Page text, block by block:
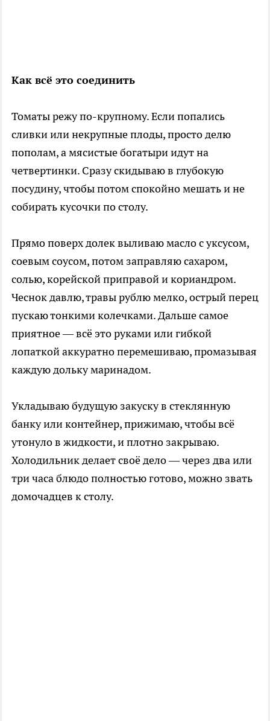
Как всё это соединить
Томаты режу по-крупному. Если попались
сливки или некрупные плоды, просто делю
пополам, а мясистые богатыри идут на
четвертинки. Сразу скидываю в глубокую
посудину, чтобы потом спокойно мешать и не
собирать кусочки по столу.
Прямо поверх долек выливаю масло с уксусом,
соевым соусом, потом заправляю сахаром,
солью, корейской приправой и кориандром.
Чеснок давлю, травы рублю мелко, острый перец
пускаю тонкими колечками. Дальше самое
приятное — всё это руками или гибкой
лопаткой аккуратно перемешиваю, промазывая
каждую дольку маринадом.
Укладываю будущую закуску в стеклянную
банку или контейнер, прижимаю, чтобы всё
утонуло в жидкости, и плотно закрываю.
Холодильник делает своё дело — через два или
три часа блюдо полностью готово, можно звать
домочадцев к столу.